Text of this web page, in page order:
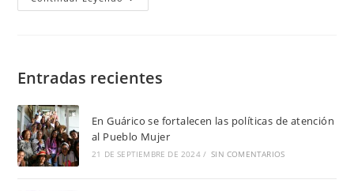
Entradas recientes
En Guárico se fortalecen las políticas de atención
al Pueblo Mujer
21 DE SEPTIEMBRE DE 2024 / SIN COMENTARIOS